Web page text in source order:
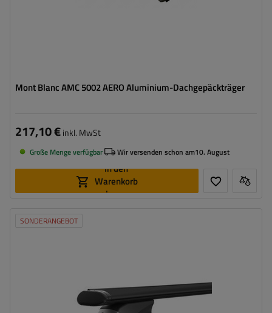
Mont Blanc AMC 5002 AERO Aluminium-Dachgepäckträger
217,10 €inkl. MwSt
Große Menge verfügbar Wir versenden schon am10. August
In den
Warenkorb
legen
SONDERANGEBOT